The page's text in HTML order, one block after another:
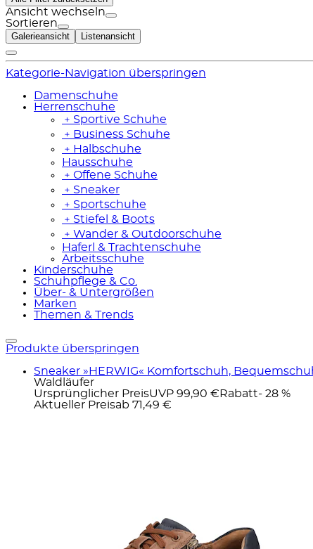
Ansicht wechseln
Sortieren
Galerieansicht Listenansicht
Kategorie-Navigation überspringen
Damenschuhe
Herrenschuhe
﹢ Sportive Schuhe
﹢ Business Schuhe
﹢ Halbschuhe
Hausschuhe
﹢ Offene Schuhe
﹢ Sneaker
﹢ Sportschuhe
﹢ Stiefel & Boots
﹢ Wander & Outdoorschuhe
Haferl & Trachtenschuhe
Arbeitsschuhe
Kinderschuhe
Schuhpflege & Co.
Über- & Untergrößen
Marken
Themen & Trends
Produkte überspringen
Sneaker »HERWIG« Komfortschuh,
Waldläufer
Ursprünglicher PreisUVP 99,90 € Rabatt- 28 %
Aktueller Preisab 71,49 €